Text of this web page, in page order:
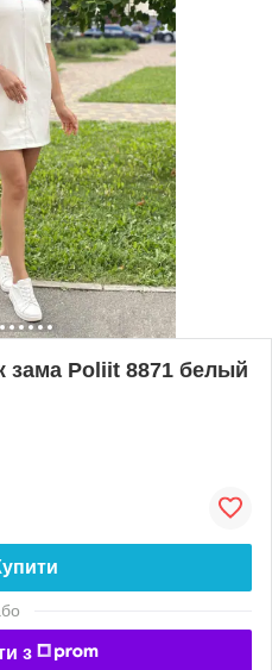
зама Poliit 8871 белый
з